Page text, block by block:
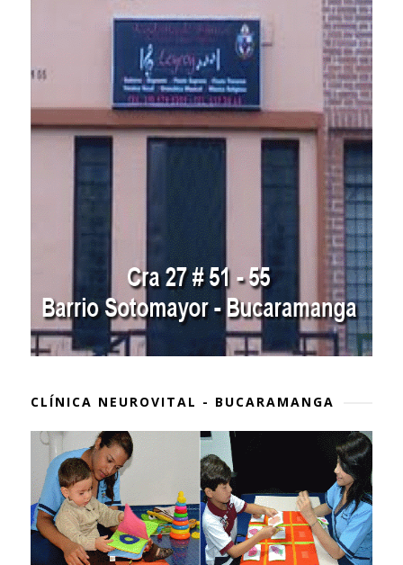
CLÍNICA NEUROVITAL - BUCARAMANGA